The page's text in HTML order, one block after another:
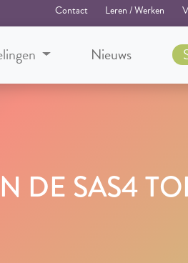
Contact Leren / Werken
Nieuws
DE SAS4